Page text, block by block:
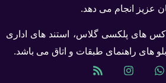
عزیز انجام می دهد.
های پلکسی گلاس، استند های اداری
های راهنمای طبقات و اتاق می باشد.